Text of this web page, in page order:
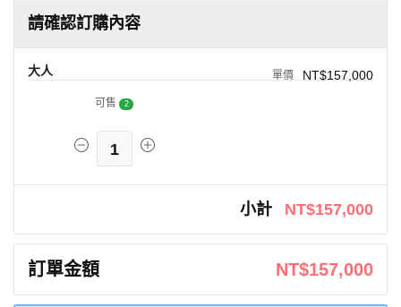
請確認訂購內容
大人 NT$157,000
可售 2
1
小計 NT$157,000
訂單金額 NT$157,000